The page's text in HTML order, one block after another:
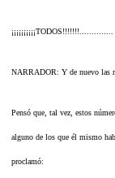
NARRADOR: Y de nuevo las
Pensó que, tal vez, estos
alguno de los que él mismo
proclamó: